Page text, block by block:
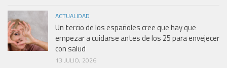
ACTUALIDAD
Un tercio de los españoles cree que hay que
empezar a cuidarse antes de los 25 para envejecer
con salud
13 JULIO, 2026